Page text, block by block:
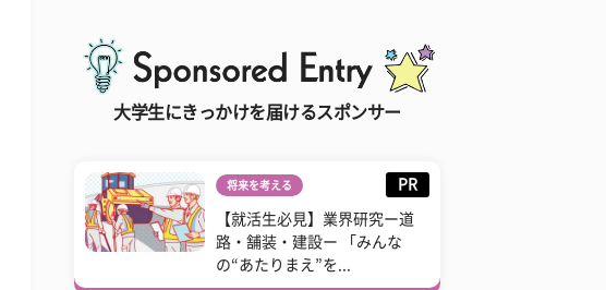
大学生にきっかけを届けるスポンサー
将来を考える PR
【就活生必見】業界研究ー道
路・舗装・建設ー 「みんな
の“あたりまえ”を...